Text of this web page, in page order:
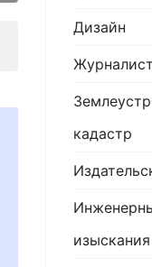
Дизайн
кадастр
изыскания